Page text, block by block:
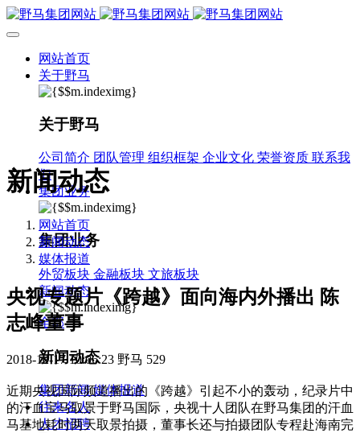
网站首页
关于野马
关于野马
公司简介 团队管理 组织框架 企业文化 荣誉资质 联系我
们
集团业务
集团业务
外贸板块 金融板块 文旅板块
新闻动态
全部
新闻动态
集团新闻 媒体报道
往来名人
人才招聘
新闻动态
网站首页
新闻动态
媒体报道
央视专题片《跨越》面向海内外播出 陈
志峰董事
2018-12-17 10:06:23 野马 529
近期央视国际频道播出的《跨越》引起不小的轰动，纪录片中
的汗血宝马取景于野马国际，央视十人团队在野马集团的汗血
马基地耗时两天取景拍摄，董事长还与拍摄团队专程赴海南完